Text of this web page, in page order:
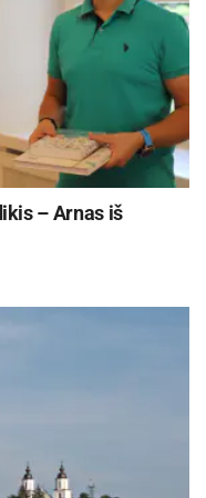
– Arnas iš